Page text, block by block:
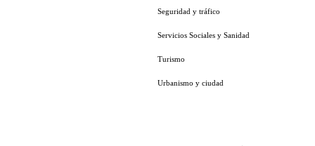
Seguridad y tráfico
Servicios Sociales y Sanidad
Turismo
Urbanismo y ciudad